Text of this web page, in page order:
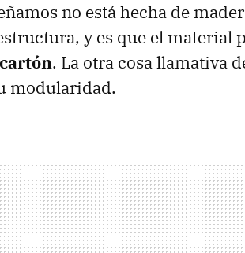
no está hecha de
y es que el material
cartón. La otra cosa llamativa
modularidad.